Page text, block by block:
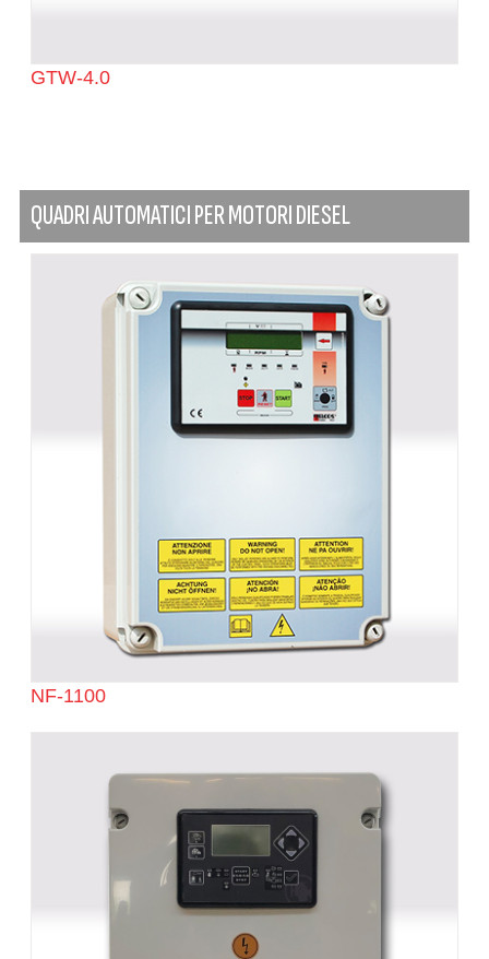
GTW-4.0
QUADRI AUTOMATICI PER MOTORI DIESEL
NF-1100